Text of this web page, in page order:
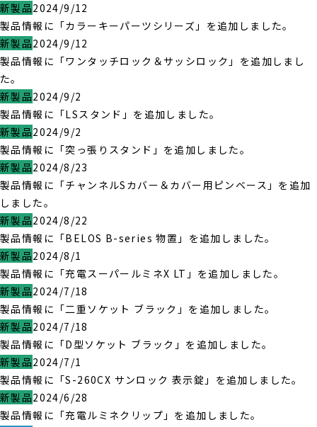
新製品2024/9/12
製品情報に「カラーキーパーツシリーズ」を追加しました。
新製品2024/9/12
製品情報に「ワンタッチロック＆サッシロック」を追加しまし
た。
新製品2024/9/2
製品情報に「LSスタンド」を追加しました。
新製品2024/9/2
製品情報に「突っ張りスタンド」を追加しました。
新製品2024/8/23
製品情報に「チャンネルSカバー＆カバー用ピンベース」を追加
しました。
新製品2024/8/22
製品情報に「BELOS B-series 物置」を追加しました。
新製品2024/8/1
製品情報に「充電スーパールミネX LT」を追加しました。
新製品2024/7/18
製品情報に「二重ソケット ブラック」を追加しました。
新製品2024/7/18
製品情報に「D型ソケット ブラック」を追加しました。
新製品2024/7/1
製品情報に「S-260CX サンロック 表示錠」を追加しました。
新製品2024/6/28
製品情報に「充電ルミネクリップ」を追加しました。